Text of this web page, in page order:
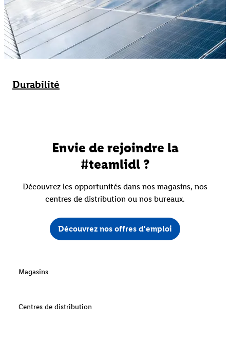
Durabilité
Envie de rejoindre la
#teamlidl ?
Découvrez les opportunités dans nos magasins, nos
centres de distribution ou nos bureaux.
Découvrez nos offres d'emploi
Magasins
Centres de distribution